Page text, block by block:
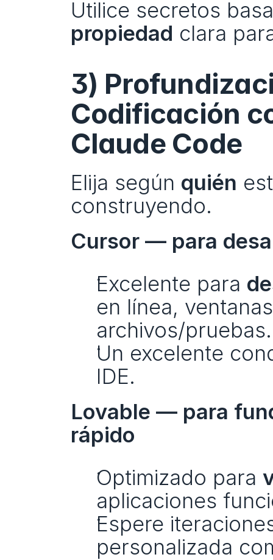
propiedad clara
3)
Codificación
Claude Code
Elija según quién
construyendo.
Cursor — para
Excelente para
en línea,
archivos/pruebas.
Un excelente
IDE.
Lovable — para
rápido
Optimizado para
aplicaciones
Espere
personalizada